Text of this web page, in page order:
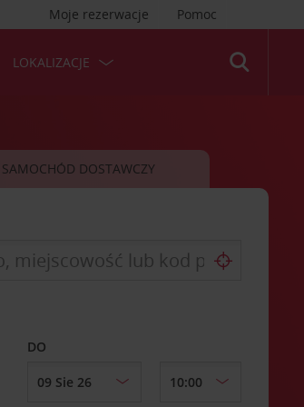
Pomoc
Moje rezerwacje
LOKALIZACJE
SAMOCHÓD DOSTAWCZY
DO